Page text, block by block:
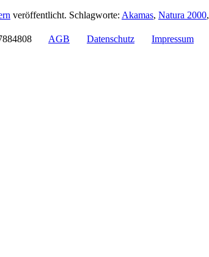
veröffentlicht. Schlagworte: Akamas, Natura 2000,
AGB Datenschutz Impressum